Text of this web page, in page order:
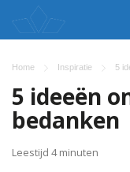
Home Inspiratie 5
5 ideeën
bedanken
Leestijd 4 minuten